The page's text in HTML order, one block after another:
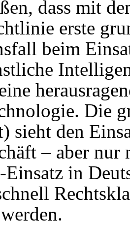
dass mit
erste
beim
Die
sieht den
– aber
in